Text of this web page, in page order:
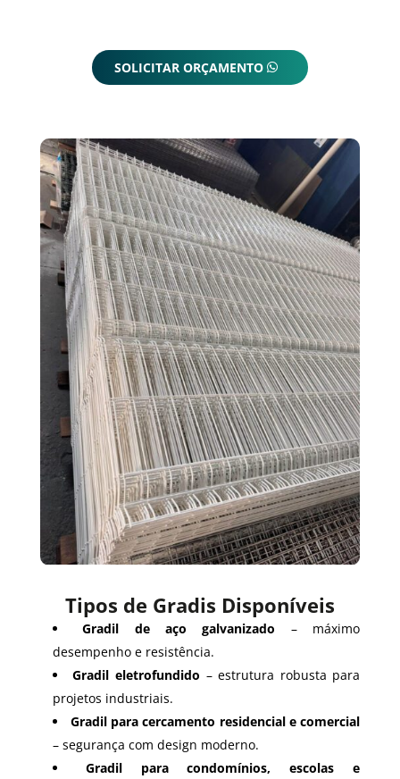
SOLICITAR ORÇAMENTO
Tipos de Gradis Disponíveis
Gradil de aço galvanizado – máximo
desempenho e resistência.
Gradil eletrofundido – estrutura robusta para
projetos industriais.
Gradil para cercamento residencial e comercial
– segurança com design moderno.
Gradil para condomínios, escolas e